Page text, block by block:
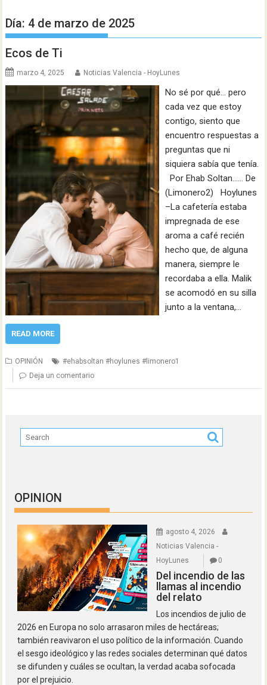
Día: 4 de marzo de 2025
Ecos de Ti
marzo 4, 2025 Noticias Valencia - HoyLunes
No sé por qué… pero
cada vez que estoy
contigo, siento que
encuentro respuestas a
preguntas que ni
siquiera sabía que tenía.
Por Ehab Soltan…… De
(Limonero2) Hoylunes
–La cafetería estaba
impregnada de ese
aroma a café recién
hecho que, de alguna
manera, siempre le
recordaba a ella. Malik
se acomodó en su silla
junto a la ventana,…
READ MORE
OPINIÓN
#ehabsoltan #hoylunes #limonero1
Deja un comentario
OPINION
agosto 4, 2026
Noticias Valencia -
HoyLunes
0
Del incendio de las
llamas al incendio
del relato
Los incendios de julio de
2026 en Europa no solo arrasaron miles de hectáreas;
también reavivaron el uso político de la información. Cuando
el sesgo ideológico y las redes sociales determinan qué datos
se difunden y cuáles se ocultan, la verdad acaba sofocada
por el prejuicio.